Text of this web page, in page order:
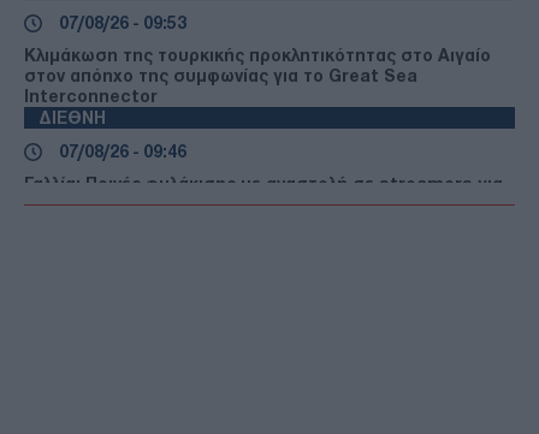
07/08/26 - 09:53
Κλιμάκωση της τουρκικής προκλητικότητας στο Αιγαίο
στον απόηχο της συμφωνίας για το Great Sea
Interconnector
ΔΙΕΘΝΗ
07/08/26 - 09:46
Γαλλία: Ποινές φυλάκισης με αναστολή σε streamers για
την κακοποίηση του «Jean Pormanove» σε ζωντανή